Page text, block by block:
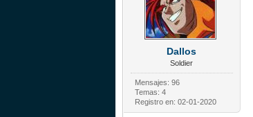
Dallos
Soldier
Mensajes: 96
Temas: 4
Registro en: 02-01-2020